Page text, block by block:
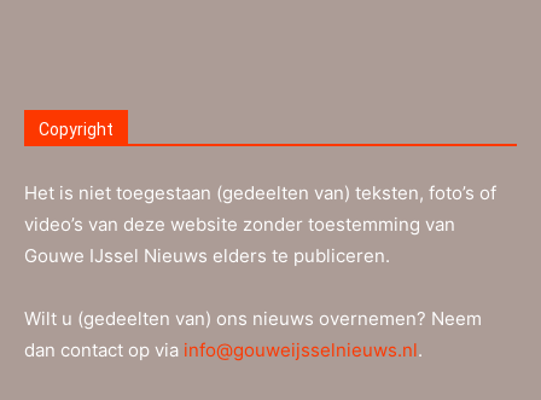
Copyright
Het is niet toegestaan (gedeelten van) teksten, foto’s of
video’s van deze website zonder toestemming van
Gouwe IJssel Nieuws elders te publiceren.
Wilt u (gedeelten van) ons nieuws overnemen? Neem
dan contact op via info@gouweijsselnieuws.nl.